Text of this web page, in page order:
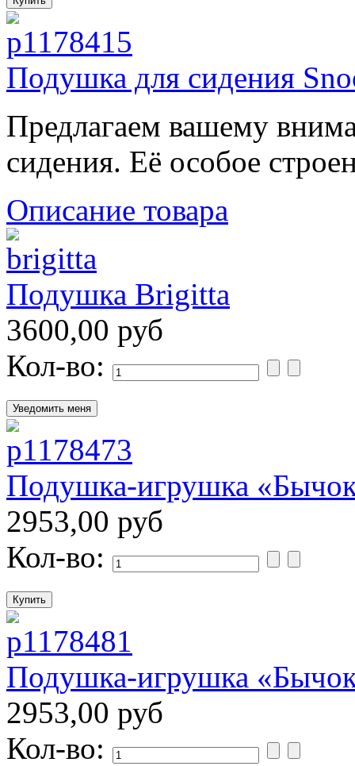
Подушка для сидения
Предлагаем вашему
сидения. Её особое
Описание товара
Подушка Brigitta
3600,00 руб
Кол-во:
Подушка-игрушка
2953,00 руб
Кол-во:
Подушка-игрушка
2953,00 руб
Кол-во: